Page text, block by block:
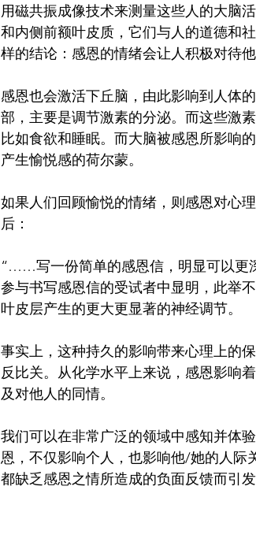
用磁共振成像技术来测量这些人的大脑
和内侧前额叶皮质，它们与人的道德和
样的结论：感恩的情绪会让人积极对待
感恩也会激活下丘脑，由此影响到人体
部，主要是调节激素的分泌。而这些激
比如食欲和睡眠。而大脑被感恩所影响
产生愉悦感的荷尔蒙。
如果人们回顾愉悦的情绪，则感恩对心
后：
“……写一份简单的感恩信，明显可以
参与书写感恩信的受试者中显明，此举
叶皮层产生的更大更显著的神经调节。
事实上，这种持久的影响带来心理上的
反比关。从化学水平上来说，感恩影响
及对他人的同情。
我们可以在非常广泛的领域中感知并体
恩，不仅影响个人，也影响他/她的人际
都缺乏感恩之情所造成的负面反馈而引发